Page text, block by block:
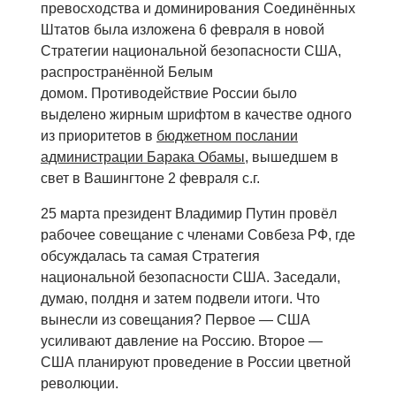
превосходства и доминирования Соединённых
Штатов была изложена 6 февраля в новой
Стратегии национальной безопасности США,
распространённой Белым
домом. Противодействие России было
выделено жирным шрифтом в качестве одного
из приоритетов в бюджетном послании
администрации Барака Обамы, вышедшем в
свет в Вашингтоне 2 февраля с.г.
25 марта президент Владимир Путин провёл
рабочее совещание с членами Совбеза РФ, где
обсуждалась та самая Стратегия
национальной безопасности США. Заседали,
думаю, полдня и затем подвели итоги. Что
вынесли из совещания? Первое — США
усиливают давление на Россию. Второе —
США планируют проведение в России цветной
революции.